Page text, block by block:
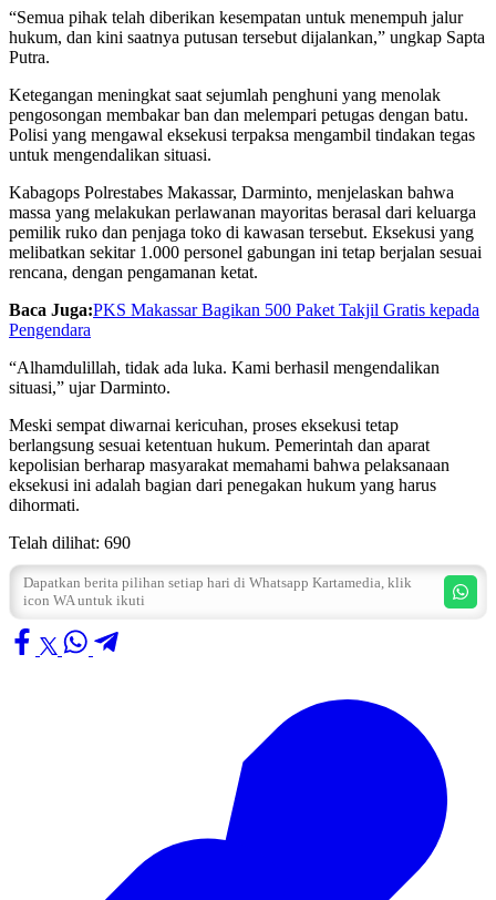
“Semua pihak telah diberikan kesempatan untuk menempuh jalur
hukum, dan kini saatnya putusan tersebut dijalankan,” ungkap Sapta
Putra.
Ketegangan meningkat saat sejumlah penghuni yang menolak
pengosongan membakar ban dan melempari petugas dengan batu.
Polisi yang mengawal eksekusi terpaksa mengambil tindakan tegas
untuk mengendalikan situasi.
Kabagops Polrestabes Makassar, Darminto, menjelaskan bahwa
massa yang melakukan perlawanan mayoritas berasal dari keluarga
pemilik ruko dan penjaga toko di kawasan tersebut. Eksekusi yang
melibatkan sekitar 1.000 personel gabungan ini tetap berjalan sesuai
rencana, dengan pengamanan ketat.
Baca Juga:PKS Makassar Bagikan 500 Paket Takjil Gratis kepada
Pengendara
“Alhamdulillah, tidak ada luka. Kami berhasil mengendalikan
situasi,” ujar Darminto.
Meski sempat diwarnai kericuhan, proses eksekusi tetap
berlangsung sesuai ketentuan hukum. Pemerintah dan aparat
kepolisian berharap masyarakat memahami bahwa pelaksanaan
eksekusi ini adalah bagian dari penegakan hukum yang harus
dihormati.
Telah dilihat: 690
Dapatkan berita pilihan setiap hari di Whatsapp Kartamedia, klik
icon WA untuk ikuti